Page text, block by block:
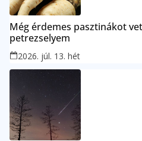
Még érdemes pasztinákot
petrezselyem
2026. júl. 13. hét